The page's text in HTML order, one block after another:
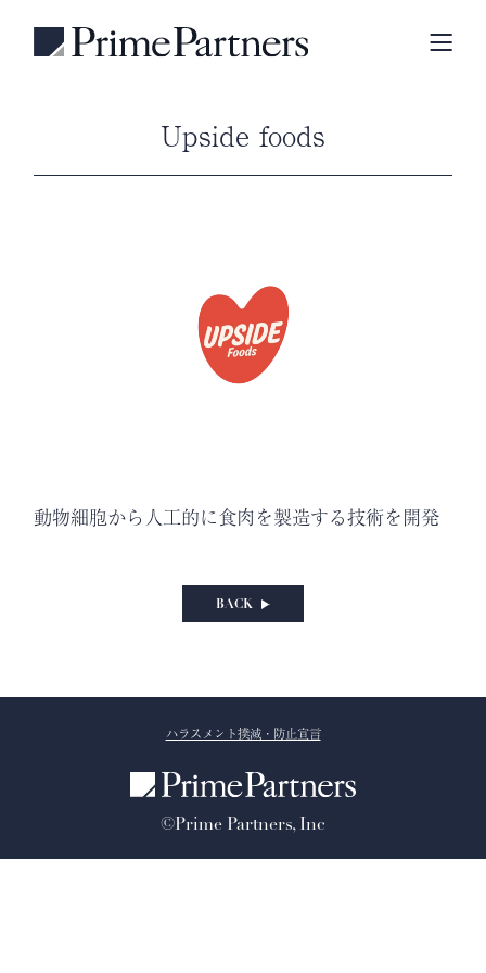
Upside foods
動物細胞から人工的に食肉を製造する技術を開発
BACK
ハラスメント撲滅・防止宣言
©Prime Partners, Inc